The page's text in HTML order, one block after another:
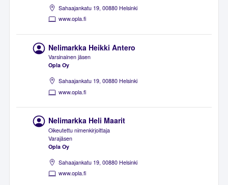
Sahaajankatu 19, 00880 Helsinki
www.opla.fi
Nelimarkka Heikki Antero
Varsinainen jäsen
Opla Oy
Sahaajankatu 19, 00880 Helsinki
www.opla.fi
Nelimarkka Heli Maarit
Oikeutettu nimenkirjoittaja
Varajäsen
Opla Oy
Sahaajankatu 19, 00880 Helsinki
www.opla.fi